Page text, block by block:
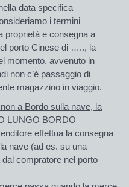
data specifica
i termini
proprietà e consegna a
porto Cinese di ….., la
momento, avvenuto in
non c’è passaggio di
magazzino in viaggio.
a Bordo sulla nave, la
LUNGO BORDO
effettua la consegna
nave (ad es. su una
compratore nel porto